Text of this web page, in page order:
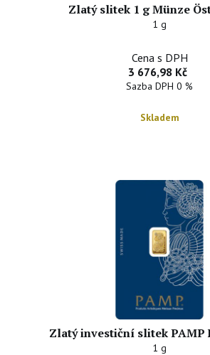
Zlatý slitek 1 g Münze
1 g
Cena s DPH
3 676,98 Kč
Sazba DPH 0 %
Skladem
Zlatý investiční slitek PAMP
1 g